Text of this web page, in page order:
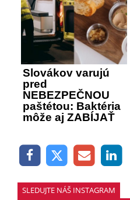
Slovákov varujú
pred
NEBEZPEČNOU
paštétou: Baktéria
môže aj ZABÍJAŤ
SLEDUJTE NÁŠ INSTAGRAM